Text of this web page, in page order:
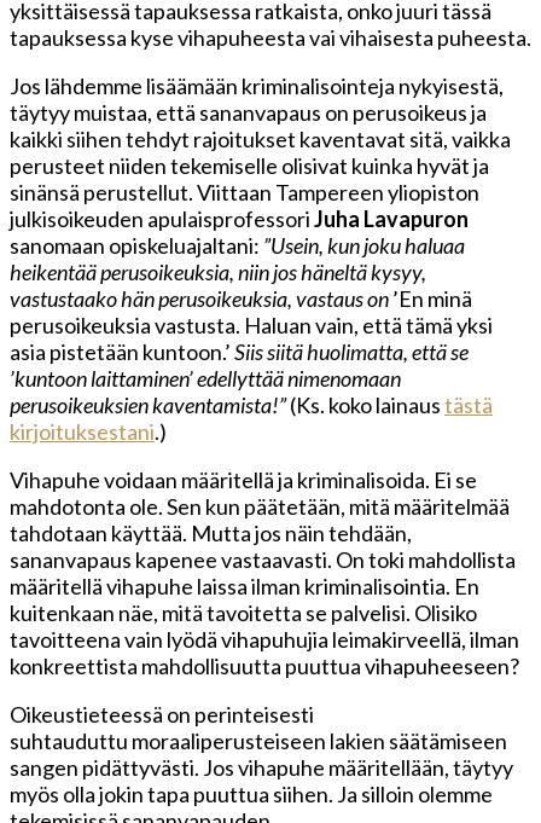
yksittäisessä tapauksessa ratkaista, onko juuri tässä
tapauksessa kyse vihapuheesta vai vihaisesta puheesta.
Jos lähdemme lisäämään kriminalisointeja nykyisestä,
täytyy muistaa, että sananvapaus on perusoikeus ja
kaikki siihen tehdyt rajoitukset kaventavat sitä, vaikka
perusteet niiden tekemiselle olisivat kuinka hyvät ja
sinänsä perustellut. Viittaan Tampereen yliopiston
julkisoikeuden apulaisprofessoriJuha Lavapuron
sanomaan opiskeluajaltani: ”Usein, kun joku haluaa
heikentää perusoikeuksia, niin jos häneltä kysyy,
vastustaako hän perusoikeuksia, vastaus on’En minä
perusoikeuksia vastusta. Haluan vain, että tämä yksi
asia pistetään kuntoon.’Siis siitä huolimatta, että se
’kuntoon laittaminen’ edellyttää nimenomaan
perusoikeuksien kaventamista!”(Ks. koko lainaustästä
kirjoituksestani.)
Vihapuhe voidaan määritellä ja kriminalisoida. Ei se
mahdotonta ole. Sen kun päätetään, mitä määritelmää
tahdotaan käyttää. Mutta jos näin tehdään,
sananvapaus kapenee vastaavasti. On toki mahdollista
määritellä vihapuhe laissa ilman kriminalisointia. En
kuitenkaan näe, mitä tavoitetta se palvelisi. Olisiko
tavoitteena vain lyödä vihapuhujia leimakirveellä, ilman
konkreettista mahdollisuutta puuttua vihapuheeseen?
Oikeustieteessä on perinteisesti
suhtauduttu moraaliperusteiseen lakien säätämiseen
sangen pidättyvästi. Jos vihapuhe määritellään, täytyy
myös olla jokin tapa puuttua siihen. Ja silloin olemme